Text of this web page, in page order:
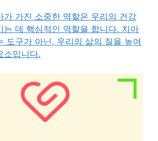
가 가진 소중한 역할은 우리의 건강
는 데 핵심적인 역할을 합니다. 치아
도구가 아닌, 우리의 삶의 질을 높여
소입니다.